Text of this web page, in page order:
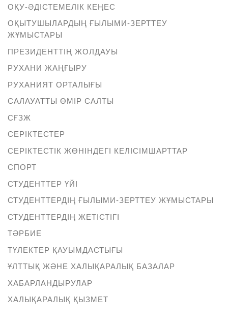
ОҚУ-ӘДІСТЕМЕЛІК КЕҢЕС
ОҚЫТУШЫЛАРДЫҢ ҒЫЛЫМИ-ЗЕРТТЕУ
ЖҰМЫСТАРЫ
ПРЕЗИДЕНТТІҢ ЖОЛДАУЫ
РУХАНИ ЖАҢҒЫРУ
РУХАНИЯТ ОРТАЛЫҒЫ
САЛАУАТТЫ ӨМІР САЛТЫ
СҒЗЖ
СЕРІКТЕСТЕР
СЕРІКТЕСТІК ЖӨНІНДЕГІ КЕЛІСІМШАРТТАР
СПОРТ
СТУДЕНТТЕР ҮЙІ
СТУДЕНТТЕРДІҢ ҒЫЛЫМИ-ЗЕРТТЕУ ЖҰМЫСТАРЫ
СТУДЕНТТЕРДІҢ ЖЕТІСТІГІ
ТӘРБИЕ
ТҮЛЕКТЕР ҚАУЫМДАСТЫҒЫ
ҰЛТТЫҚ ЖӘНЕ ХАЛЫҚАРАЛЫҚ БАЗАЛАР
ХАБАРЛАНДЫРУЛАР
ХАЛЫҚАРАЛЫҚ ҚЫЗМЕТ